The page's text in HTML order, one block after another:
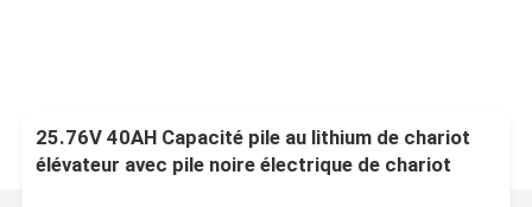
25.76V 40AH Capacité pile au lithium de chariot
élévateur avec pile noire électrique de chariot